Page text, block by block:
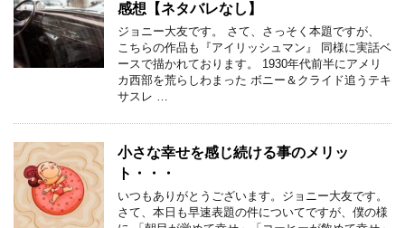
感想【ネタバレなし】
ジョニー大友です。 さて、さっそく本題ですが、
こちらの作品も『アイリッシュマン』 同様に実話ベ
ースで描かれております。 1930年代前半にアメリ
カ西部を荒らしわまった ボニー＆クライド追うテキ
サスレ …
小さな幸せを感じ続ける事のメリッ
ト・・・
いつもありがとうございます。ジョニー大友です。
さて、本日も早速表題の件についてですが、僕の様